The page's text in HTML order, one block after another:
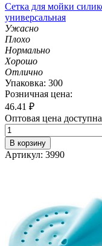
Сетка для мойки
универсальная
Ужасно
Плохо
Нормально
Хорошо
Отлично
Упаковка: 300
Розничная цена:
46.41 ₽
Оптовая цена
В корзину
Артикул: 3990